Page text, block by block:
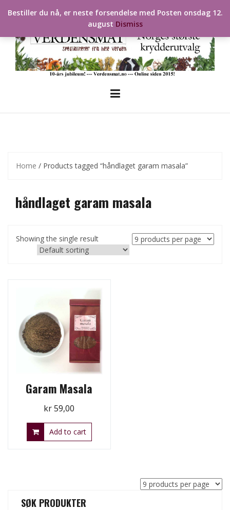
Home / Products tagged “håndlaget garam masala”
håndlaget garam masala
Showing the single result
Garam Masala
kr59,00
Add to cart
SØK PRODUKTER
Bestiller du nå, er neste forsendelse med Posten onsdag 12.
august Dismiss